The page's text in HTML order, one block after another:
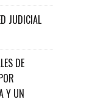
JUDICIAL
DE
Y UN